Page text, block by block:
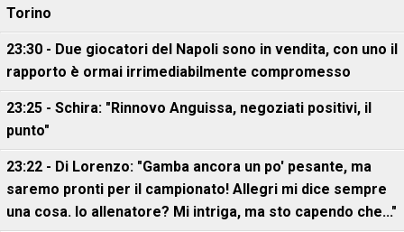
Torino
23:30 - Due giocatori del Napoli sono in vendita, con uno il
rapporto è ormai irrimediabilmente compromesso
23:25 - Schira: "Rinnovo Anguissa, negoziati positivi, il
punto"
23:22 - Di Lorenzo: "Gamba ancora un po' pesante, ma
saremo pronti per il campionato! Allegri mi dice sempre
una cosa. Io allenatore? Mi intriga, ma sto capendo che..."